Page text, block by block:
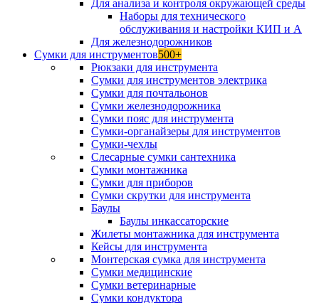
Для анализа и контроля окружающей среды
Наборы для технического
обслуживания и настройки КИП и А
Для железнодорожников
Сумки для инструментов500+
Рюкзаки для инструмента
Сумки для инструментов электрика
Сумки для почтальонов
Сумки железнодорожника
Сумки пояс для инструмента
Сумки-органайзеры для инструментов
Сумки-чехлы
Слесарные сумки сантехника
Сумки монтажника
Сумки для приборов
Сумки скрутки для инструмента
Баулы
Баулы инкассаторские
Жилеты монтажника для инструмента
Кейсы для инструмента
Монтерская сумка для инструмента
Сумки медицинские
Сумки ветеринарные
Сумки кондуктора